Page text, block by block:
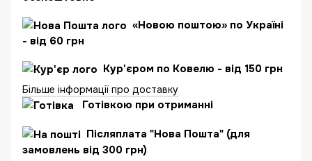
«Новою поштою» по Україні
- від 60 грн
Кур'єром по Ковелю - від 150 грн
Більше інформації про доставку
Готівкою при отриманні
Післяплата "Нова Пошта" (для
замовлень від 300 грн)